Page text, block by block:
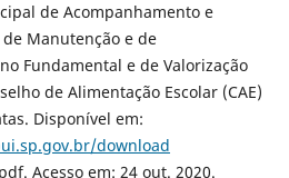
de Acompanhamento e
Manutenção e de
Fundamental e de Valorização
de Alimentação Escolar (CAE)
Disponível em:
download
Acesso em: 24 out. 2020.